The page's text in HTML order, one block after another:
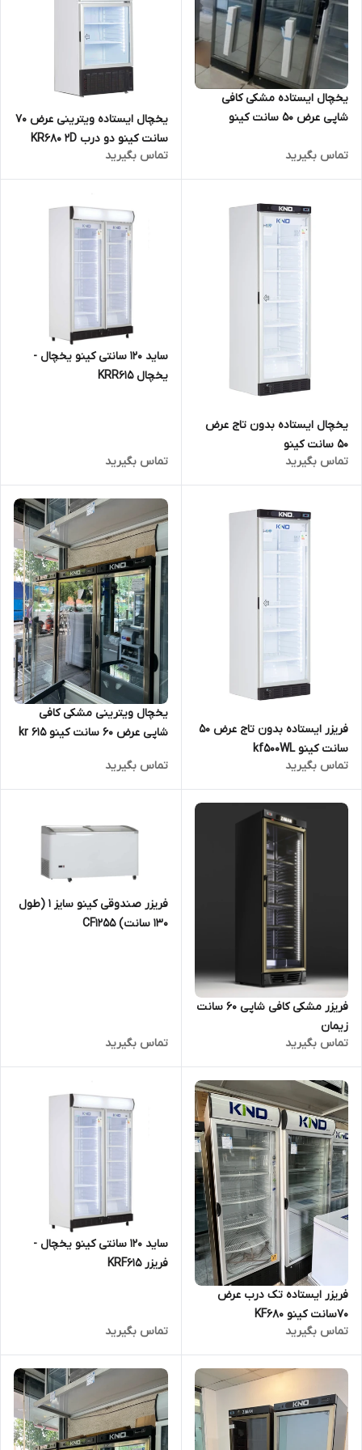
یخچال ایستاده مشکی کافی
شاپی عرض 50 سانت کینو
تماس بگیرید
یخچال ایستاده ویترینی عرض 70
سانت کینو دو درب KR680 2D
تماس بگیرید
یخچال ایستاده بدون تاج عرض
50 سانت کینو
تماس بگیرید
ساید 120 سانتی کینو یخچال -
یخچال KRR615
تماس بگیرید
فریزر ایستاده بدون تاج عرض 50
سانت کینو kf500WL
تماس بگیرید
یخچال ویترینی مشکی کافی
شاپی عرض 60 سانت کینو kr 615
تماس بگیرید
فریزر مشکی کافی شاپی 60 سانت
زیمان
تماس بگیرید
فریزر صندوقی کینو سایز 1 (طول
130 سانت) CF1255
تماس بگیرید
فریزر ایستاده تک درب عرض
70سانت کینو KF680
تماس بگیرید
ساید 120 سانتی کینو یخچال -
فریزر KRF615
تماس بگیرید